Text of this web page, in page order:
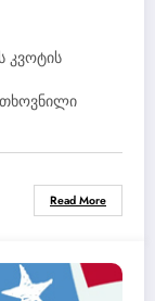
კვოტის
Read More